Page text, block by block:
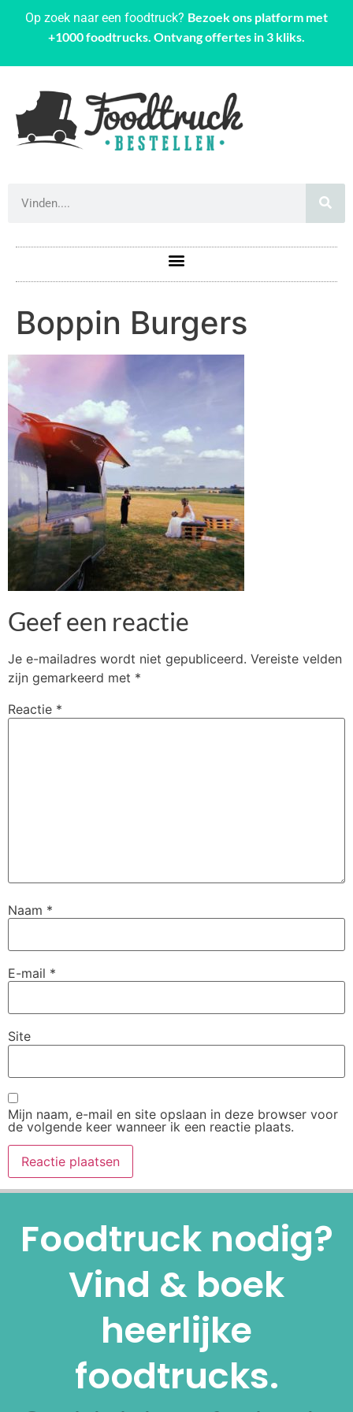
Op zoek naar een foodtruck? Bezoek ons platform met
+1000 foodtrucks. Ontvang offertes in 3 kliks.
Boppin Burgers
Geef een reactie
Je e-mailadres wordt niet gepubliceerd. Vereiste velden
zijn gemarkeerd met *
Reactie *
Naam *
E-mail *
Site
Mijn naam, e-mail en site opslaan in deze browser voor
de volgende keer wanneer ik een reactie plaats.
Foodtruck nodig?
Vind & boek
heerlijke
foodtrucks.